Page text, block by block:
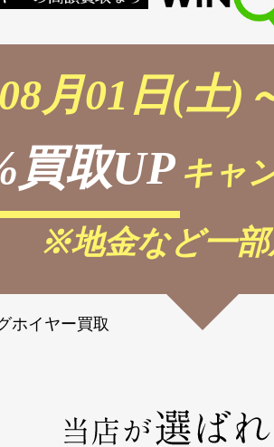
月01日(土)
買取UP キャ
※地金など一部
ホイヤー買取